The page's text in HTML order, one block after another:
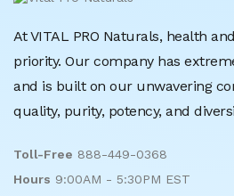
At VITAL PRO Naturals, health
priority. Our company has
and is built on our unwavering
quality, purity, potency, and
Toll-Free 888-449-0368
Hours 9:00AM - 5:30PM EST